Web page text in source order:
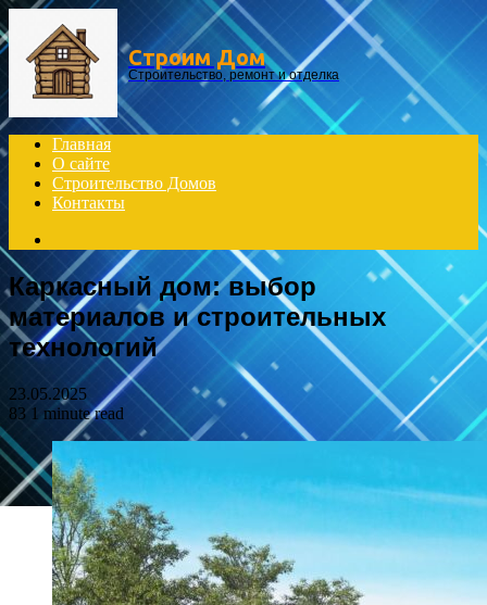
Строим Дом
Строительство, ремонт и отделка
Главная
О сайте
Строительство Домов
Контакты
Каркасный дом: выбор
материалов и строительных
технологий
23.05.2025
83 1 minute read